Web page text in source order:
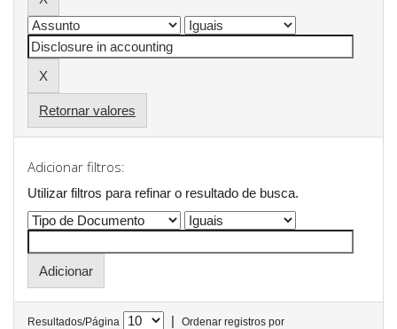
Retornar valores
Adicionar filtros:
Utilizar filtros para refinar o resultado de busca.
Resultados/Página |
Ordenar registros por